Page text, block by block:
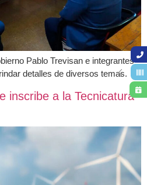
Pablo Trevisan e integrantes
detalles de diversos temas.
inscribe a la Tecnicatura